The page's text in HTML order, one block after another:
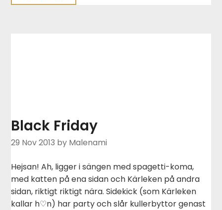
Black Friday
29 Nov 2013 by Malenami
Hejsan! Ah, ligger i sängen med spagetti-koma,
med katten på ena sidan och Kärleken på andra
sidan, riktigt riktigt nära. Sidekick (som Kärleken
kallar h♡n) har party och slår kullerbyttor genast